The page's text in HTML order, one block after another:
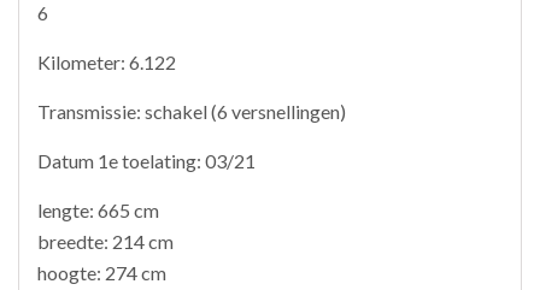
6
Kilometer: 6.122
Transmissie: schakel (6 versnellingen)
Datum 1e toelating: 03/21
lengte: 665 cm
breedte: 214 cm
hoogte: 274 cm